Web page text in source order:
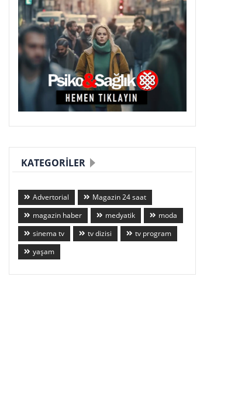
KATEGORILER
Advertorial
Magazin 24 saat
magazin haber
medyatik
moda
sinema tv
tv dizisi
tv program
yaşam